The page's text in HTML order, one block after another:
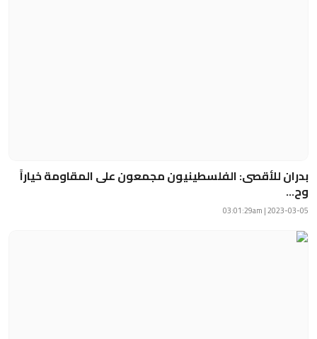
بدران للأقصى: الفلسطينيون مجمعون على المقاومة خياراً
وح...
2023-03-05 | 03:01:29am